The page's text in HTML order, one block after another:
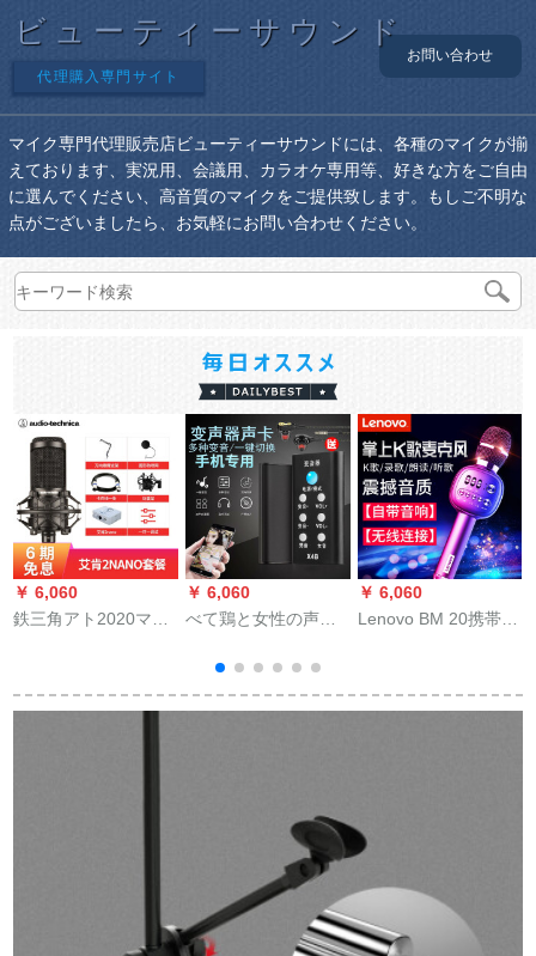
ビューティーサウンド
代理購入専門サイト
お問い合わせ
マイク専門代理販売店ビューティーサウンドには、各種のマイクが揃
えております、実況用、会議用、カラオケ専用等、好きな方をご自由
に選んでください、高音質のマイクをご提供致します。もしご不明な
点がございましたら、お気軽にお問い合わせください。
￥ 6,060
鉄三角アト2020マイ
アディック·サウンド
￥ 6,060
べて鶏と女性の声変
全国民的に「カラオ
ケの速さ」は音を震
￥ 6,060
Lenovo BM 20携帯電
オケス家庭用外音一